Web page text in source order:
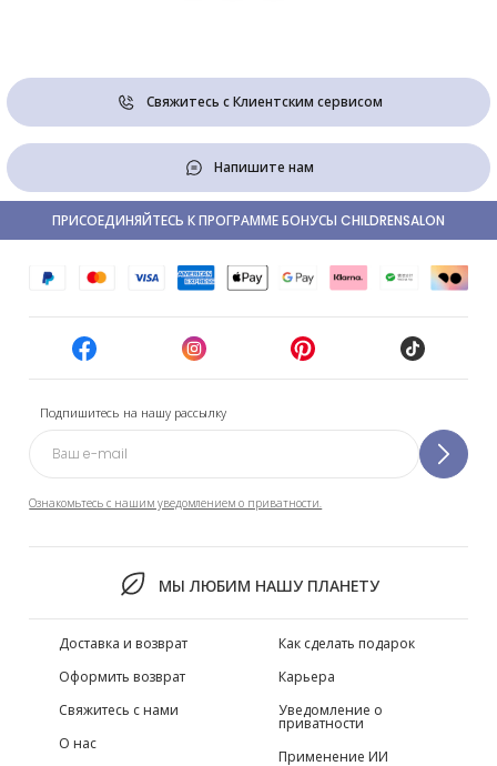
Свяжитесь с Клиентским сервисом
Напишите нам
Подпишитесь на нашу рассылку
Ознакомьтесь с нашим уведомлением о приватности.
МЫ ЛЮБИМ НАШУ ПЛАНЕТУ
ПРИСОЕДИНЯЙТЕСЬ К ПРОГРАММЕ БОНУСЫ CHILDRENSALON
Доставка и возврат
Оформить возврат
Свяжитесь с нами
О нас
Как сделать подарок
Карьера
Уведомление о
приватности
Применение ИИ